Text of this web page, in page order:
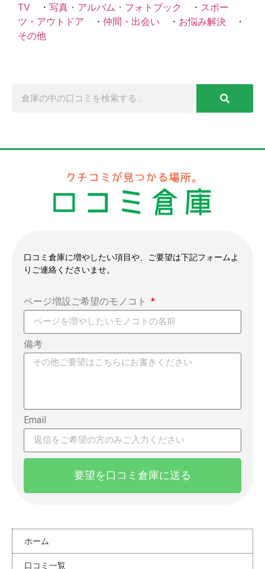
TV ・ 写真・アルバム・フォトブック ・ スポー
ツ・アウトドア ・ 仲間・出会い ・ お悩み解決 ・
その他
口コミ倉庫に増やしたい項目や、ご要望は下記フォームよ
りご連絡くださいませ。
ページ増設ご希望のモノコト
備考
Email
要望を口コミ倉庫に送る
ホーム
口コミ一覧